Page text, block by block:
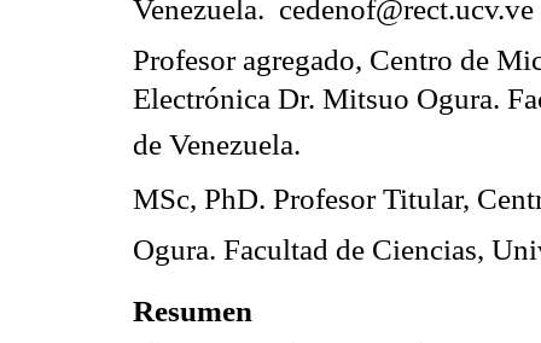
Venezuela. cedenof@rect.ucv.ve
Profesor agregado, Centro de
Electrónica Dr. Mitsuo Ogura.
de Venezuela.
MSc, PhD. Profesor Titular,
Ogura. Facultad de Ciencias,
Resumen